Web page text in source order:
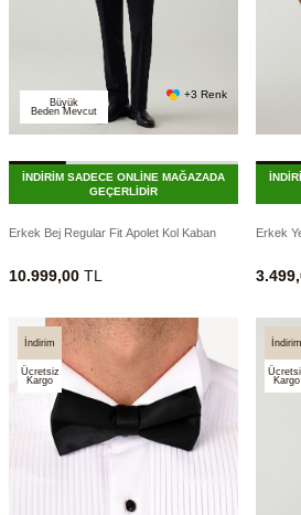
Büyük
Beden Mevcut
+3 Renk
İNDİRİM SADECE ONLİNE MAĞAZADA
GEÇERLİDİR
Erkek Bej Regular Fit Apolet Kol Kaban
10.999,00 TL
Erkek
İndirim
Ücretsiz
Kargo
İndirim
Kargo